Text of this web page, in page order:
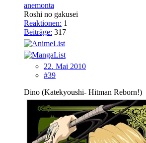
anemonta
Roshi no gakusei
Reaktionen: 1
Beiträge: 317
22. Mai 2010
#39
Dino (Katekyoushi- Hitman Reborn!)